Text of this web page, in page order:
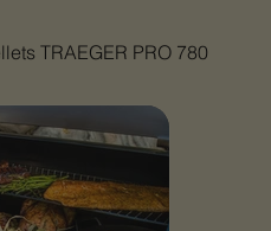
TRAEGER PRO 780